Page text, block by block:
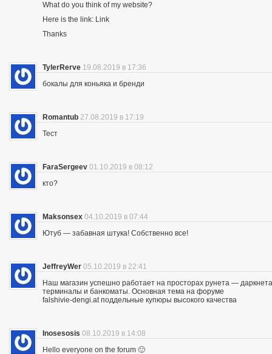
What do you think of my website?
Here is the link: Link
Thanks
TylerRerve 19.08.2019 в 17:36
бокалы для коньяка и бренди
Romantub 27.08.2019 в 17:19
Тест
FaraSergeev 01.10.2019 в 08:12
кто?
Maksonsex 04.10.2019 в 07:44
Ютуб — забавная штука! Собственно все!
JeffreyWer 05.10.2019 в 22:41
Наш магазин успешно работает на просторах рунета —
терминалы и банкоматы. Основная тема на форуме
falshivie-dengi.at поддельные купюры высокого качества
Inosesosis 08.10.2019 в 14:08
Hello everyone on the forum 🙂